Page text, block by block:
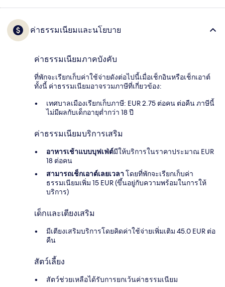
ค่าธรรมเนียมและนโยบาย
ค่าธรรมเนียมภาคบังคับ
ที่พักจะเรียกเก็บค่าใช้จ่ายดังต่อไปนี้เมื่อเช็กอินหรือเช็กเอาต์
ทั้งนี้ ค่าธรรมเนียมอาจรวมภาษีที่เกี่ยวข้อง:
เทศบาลเมืองเรียกเก็บภาษี: EUR 2.75 ต่อคน ต่อคืน ภาษีนี้
ไม่มีผลกับเด็กอายุต่ำกว่า 18 ปี
ค่าธรรมเนียมบริการเสริม
อาหารเช้าแบบบุฟเฟ่ต์มีให้บริการในราคาประมาณ EUR
18 ต่อคน
สามารถเช็กเอาต์เลยเวลา โดยที่พักจะเรียกเก็บค่า
ธรรมเนียมเพิ่ม 15 EUR (ขึ้นอยู่กับความพร้อมในการให้
บริการ)
เด็กและเตียงเสริม
มีเตียงเสริมบริการโดยคิดค่าใช้จ่ายเพิ่มเติม 45.0 EUR ต่อ
คืน
สัตว์เลี้ยง
สัตว์ช่วยเหลือได้รับการยกเว้นค่าธรรมเนียม